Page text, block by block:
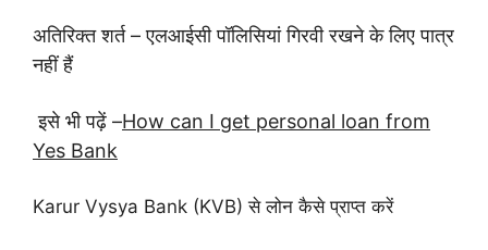
अतिरिक्त शर्त – एलआईसी पॉलिसियां ​​गिरवी रखने के लिए पात्र
नहीं हैं
इसे भी पढ़ें –How can I get personal loan from
Yes Bank
Karur Vysya Bank (KVB) से लोन कैसे प्राप्त करें